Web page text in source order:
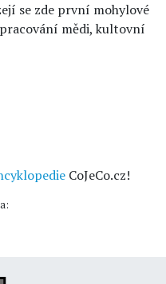
se zde první mohylové
mědi, kultovní
CoJeCo.cz!